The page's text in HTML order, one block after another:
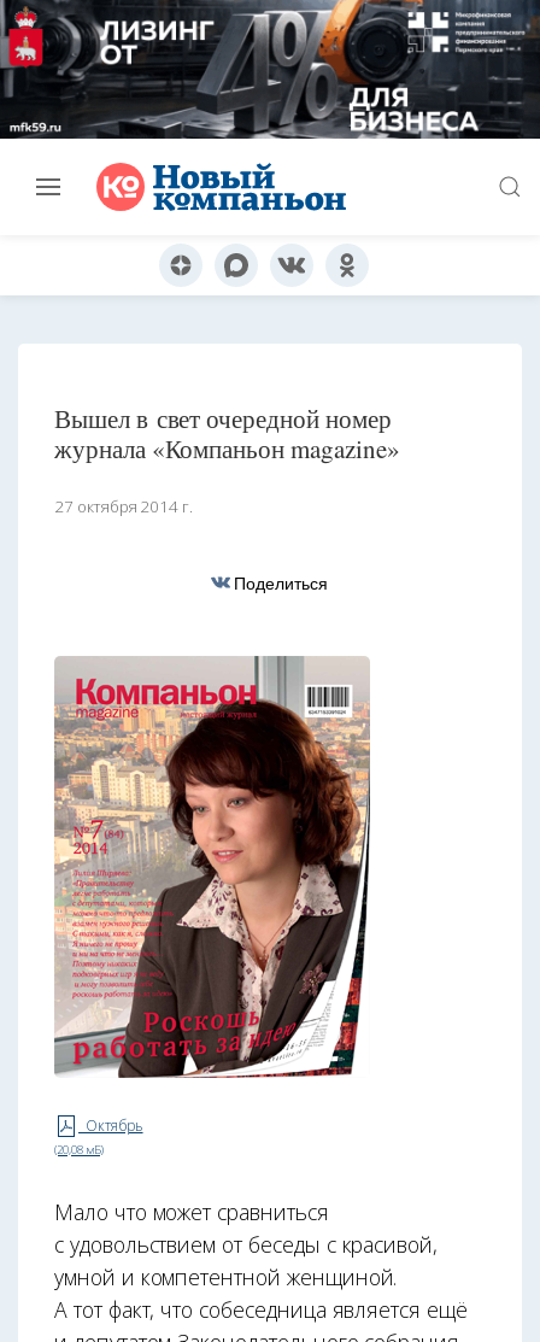
Вышел в свет очередной номер
журнала «Компаньон magazine»
27 октября 2014 г.
Поделиться
Октябрь
(20,08 мБ)
Мало что может сравниться
с удовольствием от беседы с красивой,
умной и компетентной женщиной.
А тот факт, что собеседница является ещё